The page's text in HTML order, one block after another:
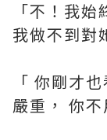
「不！我
我做不到對
「 你剛才
嚴重， 你不